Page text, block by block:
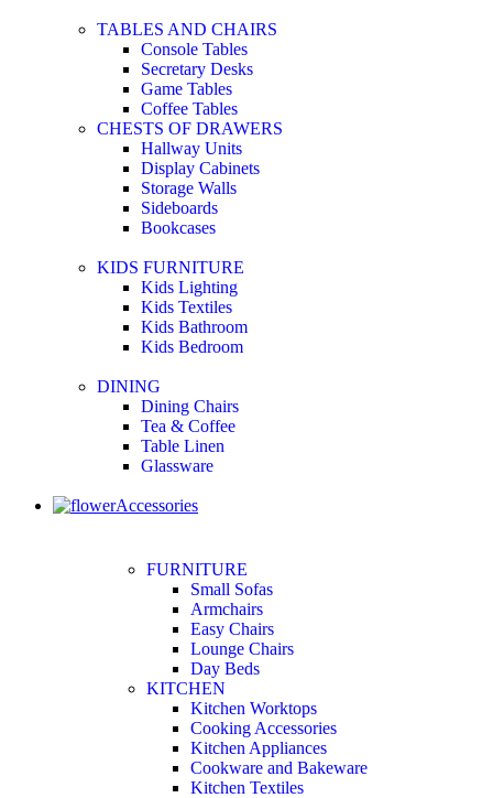
TABLES AND CHAIRS
Console Tables
Secretary Desks
Game Tables
Coffee Tables
CHESTS OF DRAWERS
Hallway Units
Display Cabinets
Storage Walls
Sideboards
Bookcases
KIDS FURNITURE
Kids Lighting
Kids Textiles
Kids Bathroom
Kids Bedroom
DINING
Dining Chairs
Tea & Coffee
Table Linen
Glassware
Accessories
FURNITURE
Small Sofas
Armchairs
Easy Chairs
Lounge Chairs
Day Beds
KITCHEN
Kitchen Worktops
Cooking Accessories
Kitchen Appliances
Cookware and Bakeware
Kitchen Textiles